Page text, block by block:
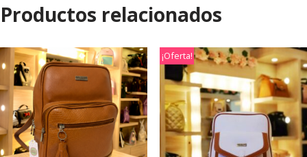
Productos relacionados
¡Oferta!